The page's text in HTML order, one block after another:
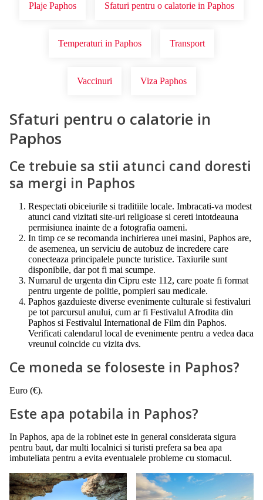
Plaje Paphos Sfaturi pentru o calatorie in Paphos
Temperaturi in Paphos Transport
Vaccinuri Viza Paphos
Sfaturi pentru o calatorie in
Paphos
Ce trebuie sa stii atunci cand doresti
sa mergi in Paphos
Respectati obiceiurile si traditiile locale. Imbracati-va modest
atunci cand vizitati site-uri religioase si cereti intotdeauna
permisiunea inainte de a fotografia oameni.
In timp ce se recomanda inchirierea unei masini, Paphos are,
de asemenea, un serviciu de autobuz de incredere care
conecteaza principalele puncte turistice. Taxiurile sunt
disponibile, dar pot fi mai scumpe.
Numarul de urgenta din Cipru este 112, care poate fi format
pentru urgente de politie, pompieri sau medicale.
Paphos gazduieste diverse evenimente culturale si festivaluri
pe tot parcursul anului, cum ar fi Festivalul Afrodita din
Paphos si Festivalul International de Film din Paphos.
Verificati calendarul local de evenimente pentru a vedea daca
vreunul coincide cu vizita dvs.
Ce moneda se foloseste in Paphos?
Euro (€).
Este apa potabila in Paphos?
In Paphos, apa de la robinet este in general considerata sigura
pentru baut, dar multi localnici si turisti prefera sa bea apa
imbuteliata pentru a evita eventualele probleme cu stomacul.